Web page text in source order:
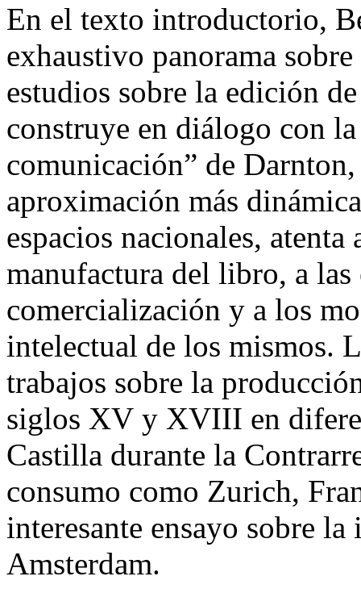
En el texto introductorio,
exhaustivo panorama
estudios sobre la edición
construye en diálogo con
comunicación” de
aproximación más
espacios nacionales, atenta
manufactura del libro, a las
comercialización y a los
intelectual de los mismos.
trabajos sobre la
siglos XV y XVIII en
Castilla durante la
consumo como Zurich,
interesante ensayo sobre
Amsterdam.